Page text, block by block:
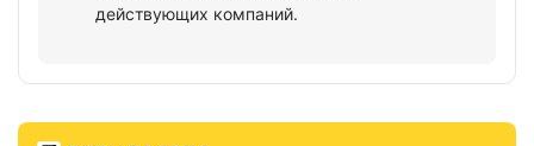
действующих компаний.